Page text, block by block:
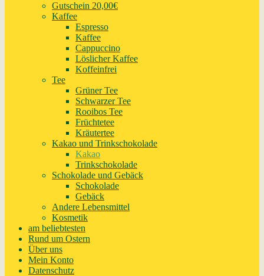
Gutschein 20,00€
Kaffee
Espresso
Kaffee
Cappuccino
Löslicher Kaffee
Koffeinfrei
Tee
Grüner Tee
Schwarzer Tee
Rooibos Tee
Früchtetee
Kräutertee
Kakao und Trinkschokolade
Kakao
Trinkschokolade
Schokolade und Gebäck
Schokolade
Gebäck
Andere Lebensmittel
Kosmetik
am beliebtesten
Rund um Ostern
Über uns
Mein Konto
Datenschutz